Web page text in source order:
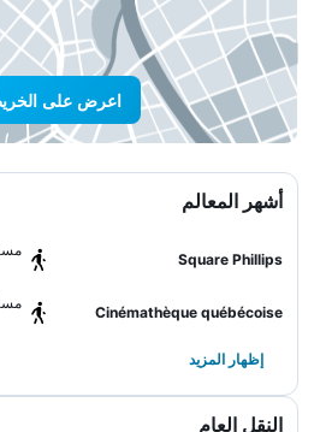
اعرض على
أشهر المعالم
Square Phillips
Cinémathèque québécoise
إظهار المزيد
النقل العام